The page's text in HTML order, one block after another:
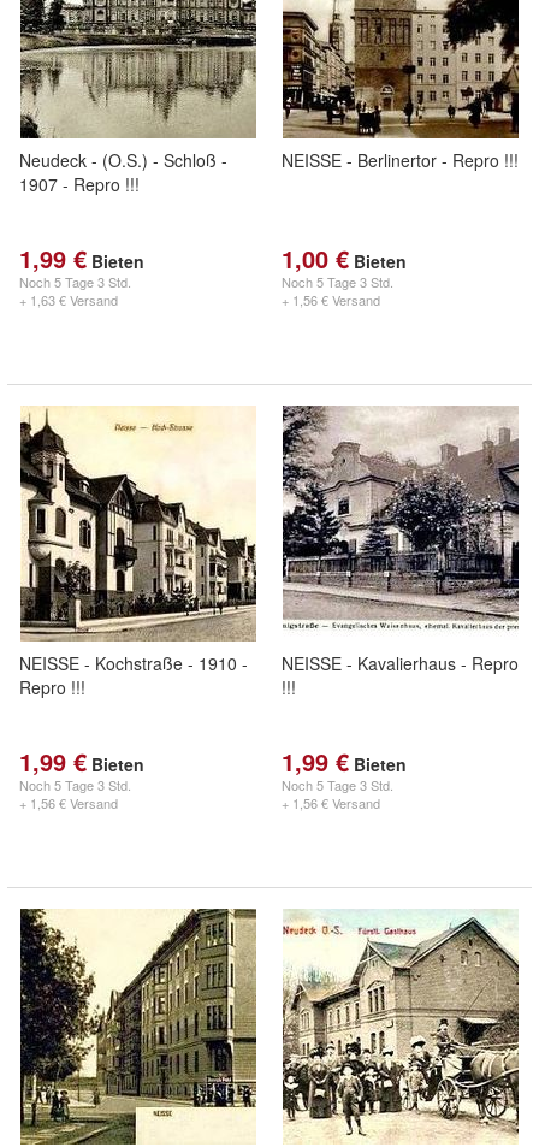
Neudeck - (O.S.) - Schloß -
1907 - Repro !!!
1,99 € Bieten
Noch5 Tage 3 Std.
+ 1,63 € Versand
NEISSE - Berlinertor - Repro !!!
1,00 € Bieten
Noch5 Tage 3 Std.
+ 1,56 € Versand
NEISSE - Kochstraße - 1910 -
Repro !!!
1,99 € Bieten
Noch5 Tage 3 Std.
+ 1,56 € Versand
NEISSE - Kavalierhaus - Repro
!!!
1,99 € Bieten
Noch5 Tage 3 Std.
+ 1,56 € Versand